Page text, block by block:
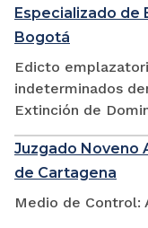
Especializado de
Bogotá
Edicto
indeterminados
Extinción de
Juzgado Noveno
de Cartagena
Medio de Control: